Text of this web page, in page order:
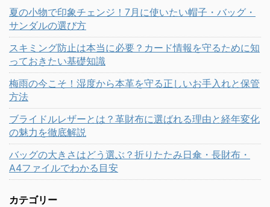
夏の小物で印象チェンジ！7月に使いたい帽子・バッグ・
サンダルの選び方
スキミング防止は本当に必要？カード情報を守るために知
っておきたい基礎知識
梅雨の今こそ！湿度から本革を守る正しいお手入れと保管
方法
ブライドルレザーとは？革財布に選ばれる理由と経年変化
の魅力を徹底解説
バッグの大きさはどう選ぶ？折りたたみ日傘・長財布・
A4ファイルでわかる目安
カテゴリー